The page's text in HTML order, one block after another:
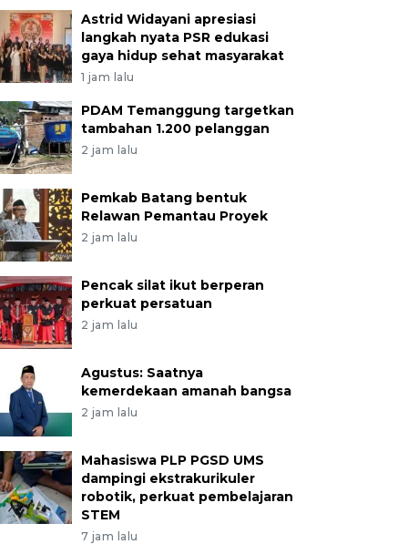
Astrid Widayani apresiasi
langkah nyata PSR edukasi
gaya hidup sehat masyarakat
1 jam lalu
PDAM Temanggung targetkan
tambahan 1.200 pelanggan
2 jam lalu
Pemkab Batang bentuk
Relawan Pemantau Proyek
2 jam lalu
Pencak silat ikut berperan
perkuat persatuan
2 jam lalu
Agustus: Saatnya
kemerdekaan amanah bangsa
2 jam lalu
Mahasiswa PLP PGSD UMS
dampingi ekstrakurikuler
robotik, perkuat pembelajaran
STEM
7 jam lalu